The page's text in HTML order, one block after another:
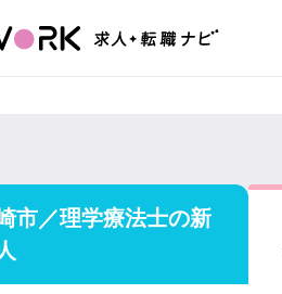
市／理学療法士の新